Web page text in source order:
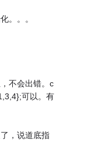
。。。
不会出错。c
可以。有
，说道底指